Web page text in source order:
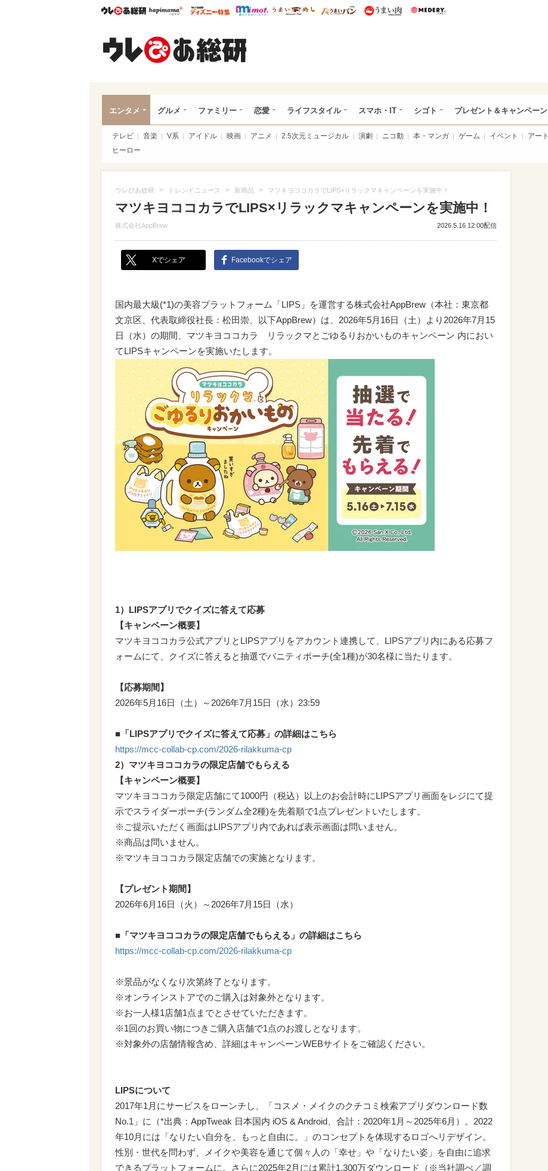
ウレぴあ総研ハピママ* ウレぴあ総研 ディズニー特集
mimot. うまいめし うまいパン うまい肉
エンタメ グルメ ファミリー 恋愛 ライフスタイル スマホ・IT シゴト プレゼント＆キャンペーン
テレビ 音楽 V系 アイドル 映画 アニメ 2.5次元ミュージカル 演劇 ニコ動 本・マンガ ゲーム イベント アート
ヒーロー
ウレぴあ総研 > トレンドニュース > 新商品 > マツキヨココカラでLIPS×リラックマキャンペーンを実施中！
マツキヨココカラでLIPS×リラックマキャンペーンを実施中！
株式会社AppBrew 2026.5.16 12:00配信
Xでシェア Facebookでシェア
国内最大級(*1)の美容プラットフォーム「LIPS」を運営する株式会社AppBrew（本社：東京都
文京区、代表取締役社長：松田崇、以下AppBrew）は、2026年5月16日（土）より2026年7月15
日（水）の期間、マツキヨココカラ リラックマとごゆるりおかいものキャンペーン 内におい
てLIPSキャンペーンを実施いたします。
1）LIPSアプリでクイズに答えて応募
【キャンペーン概要】
マツキヨココカラ公式アプリとLIPSアプリをアカウント連携して、LIPSアプリ内にある応募フ
ォームにて、クイズに答えると抽選でバニティポーチ(全1種)が30名様に当たります。
【応募期間】
2026年5月16日（土）～2026年7月15日（水）23:59
■「LIPSアプリでクイズに答えて応募」の詳細はこちら
https://mcc-collab-cp.com/2026-rilakkuma-cp
2）マツキヨココカラの限定店舗でもらえる
【キャンペーン概要】
マツキヨココカラ限定店舗にて1000円（税込）以上のお会計時にLIPSアプリ画面をレジにて提
示でスライダーポーチ(ランダム全2種)を先着順で1点プレゼントいたします。
※ご提示いただく画面はLIPSアプリ内であれば表示画面は問いません。
※商品は問いません。
※マツキヨココカラ限定店舗での実施となります。
【プレゼント期間】
2026年6月16日（火）～2026年7月15日（水）
■「マツキヨココカラの限定店舗でもらえる」の詳細はこちら
https://mcc-collab-cp.com/2026-rilakkuma-cp
※景品がなくなり次第終了となります。
※オンラインストアでのご購入は対象外となります。
※お一人様1店舗1点までとさせていただきます。
※1回のお買い物につきご購入店舗で1点のお渡しとなります。
※対象外の店舗情報含め、詳細はキャンペーンWEBサイトをご確認ください。
LIPSについて
2017年1月にサービスをローンチし、「コスメ・メイクのクチコミ検索アプリダウンロード数
No.1」に（*出典：AppTweak 日本国内 iOS & Android、合計：2020年1月～2025年6月）。2022
年10月には「なりたい自分を、もっと自由に。」のコンセプトを体現するロゴへリデザイン。
性別・世代を問わず、メイクや美容を通じて個々人の「幸せ」や「なりたい姿」を自由に追求
できるプラットフォームに。さらに2025年2月には累計1,300万ダウンロード（※当社調べ／調